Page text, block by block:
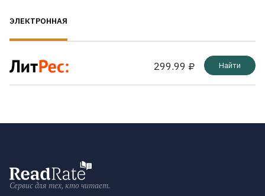
ЭЛЕКТРОННАЯ
299.99 ₽ Найти
Сервис для тех, кто читает.